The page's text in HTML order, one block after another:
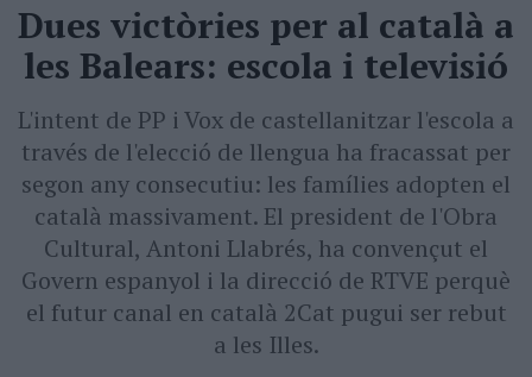
Dues victòries per al català a
les Balears: escola i televisió
L'intent de PP i Vox de castellanitzar l'escola a
través de l'elecció de llengua ha fracassat per
segon any consecutiu: les famílies adopten el
català massivament. El president de l'Obra
Cultural, Antoni Llabrés, ha convençut el
Govern espanyol i la direcció de RTVE perquè
el futur canal en català 2Cat pugui ser rebut
a les Illes.